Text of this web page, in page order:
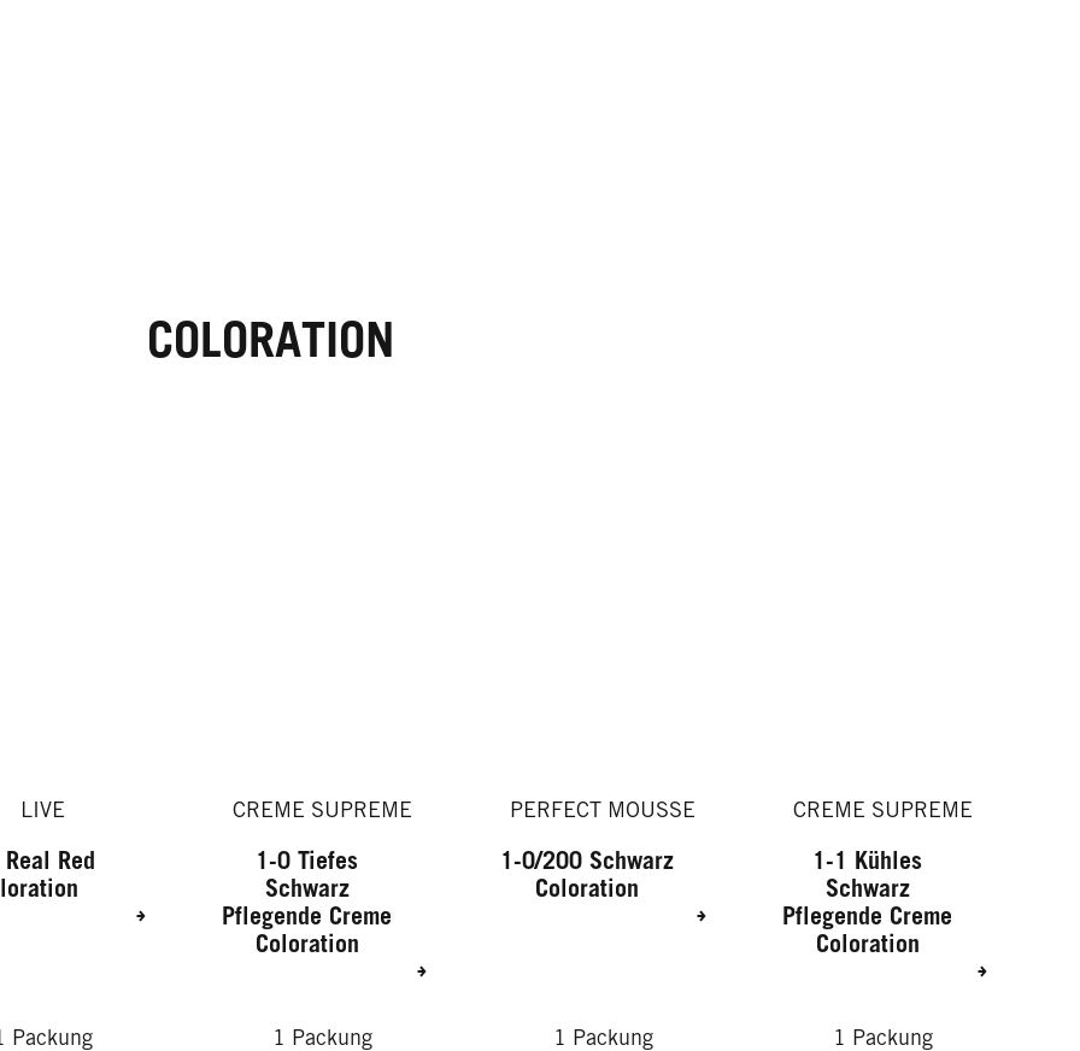
COLORATION
LIVE
Red
Packung
CREME SUPREME
1-0 Tiefes
Schwarz
Pflegende Creme
Coloration
1 Packung
PERFECT MOUSSE
1-0/200 Schwarz
Coloration
1 Packung
CREME SUPREME
1-1 Kühles
Schwarz
Pflegende Creme
Coloration
1 Packung